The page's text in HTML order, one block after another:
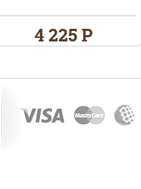
4 225 Р